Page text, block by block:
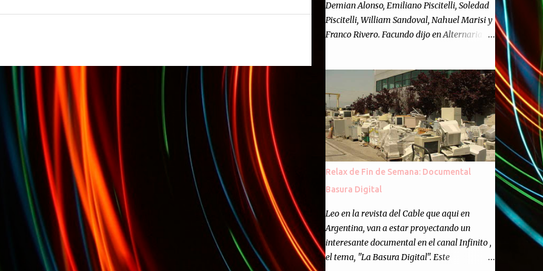
Demian Alonso, Emiliano Piscitelli, Soledad
Piscitelli, William Sandoval, Nahuel Marisi y
Franco Rivero. Facundo dijo en Alternaria :
Cincuenta ocasiones para ponernos en
contacto con ustedes y contarles las noticias
de tecnología más importantes, desde
nuestra propia óptica: un punto de vista
independiente e informal.Para festejarlo, se
nos ocurrió que estemos todos juntos; y
cuando digo "todos" me refiero a toda la
semanario como panelista, y a ustedes. Por
eso se nos ocurrió la idea de emitir video en
vivo. La tarea no fué facil, hubo que
coordinar horarios, preparar el estudio,
configurar muchos programejos y hacer
Relax de Fin de Semana: Documental
Basura Digital
Leo en la revista del Cable que aqui en
Argentina, van a estar proyectando un
interesante documental en el canal Infinito ,
el tema, "La Basura Digital". Este